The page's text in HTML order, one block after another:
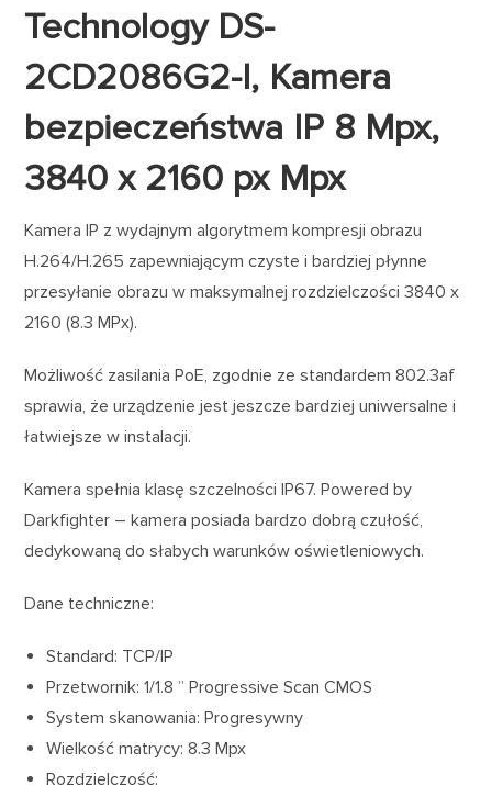
Technology DS-
2CD2086G2-I, Kamera
bezpieczeństwa IP 8 Mpx,
3840 x 2160 px Mpx
Kamera IP z wydajnym algorytmem kompresji obrazu
H.264/H.265 zapewniającym czyste i bardziej płynne
przesyłanie obrazu w maksymalnej rozdzielczości 3840 x
2160 (8.3 MPx).
Możliwość zasilania PoE, zgodnie ze standardem 802.3af
sprawia, że urządzenie jest jeszcze bardziej uniwersalne i
łatwiejsze w instalacji.
Kamera spełnia klasę szczelności IP67. Powered by
Darkfighter – kamera posiada bardzo dobrą czułość,
dedykowaną do słabych warunków oświetleniowych.
Dane techniczne:
Standard: TCP/IP
Przetwornik: 1/1.8 ” Progressive Scan CMOS
System skanowania: Progresywny
Wielkość matrycy: 8.3 Mpx
Rozdzielczość: